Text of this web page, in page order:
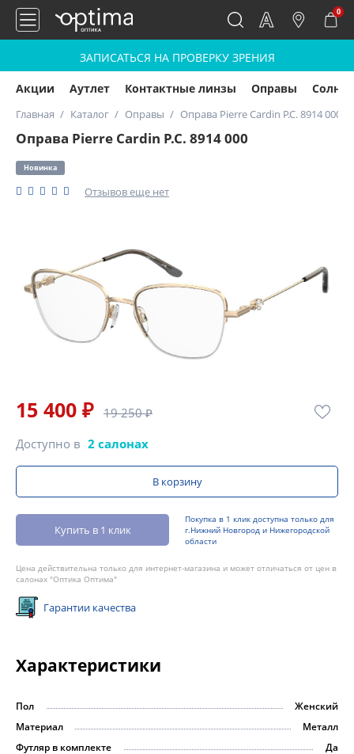
0
ЗАПИСАТЬСЯ НА ПРОВЕРКУ ЗРЕНИЯ
Акции Аутлет Контактные линзы Оправы
Главная Каталог Оправы Оправа Pierre Cardin P.C. 8914 000
Оправа Pierre Cardin P.C. 8914 000
Новинка
Отзывов еще нет
15 400 ₽ 19 250 ₽
Доступно в 2 салонах
В корзину
Купить в 1 клик
Покупка в 1 клик доступна только для
г.Нижний Новгород и Нижегородской
области
Цена действительна только для интернет-магазина и может отличаться от цен в
салонах "Оптика Оптима"
Гарантии качества
Характеристики
Пол
Женский
Материал
Металл
Футляр в комплекте
Да